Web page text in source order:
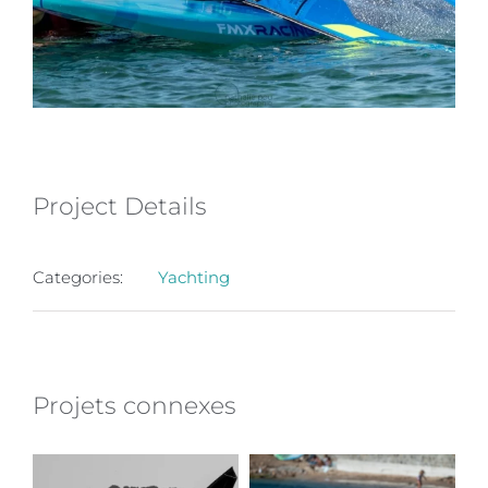
Project Details
Categories: Yachting
Projets connexes